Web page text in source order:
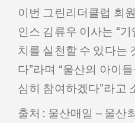
이번 그린리더클럽 회
인스 김류우 이사는 “
치를 실천할 수 있다는
다”라며 “울산의 아이
심히 참여하겠다”라고
출처 : 울산매일 – 울산